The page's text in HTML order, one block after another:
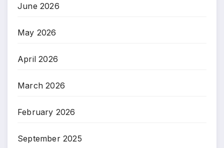
June 2026
May 2026
April 2026
March 2026
February 2026
September 2025